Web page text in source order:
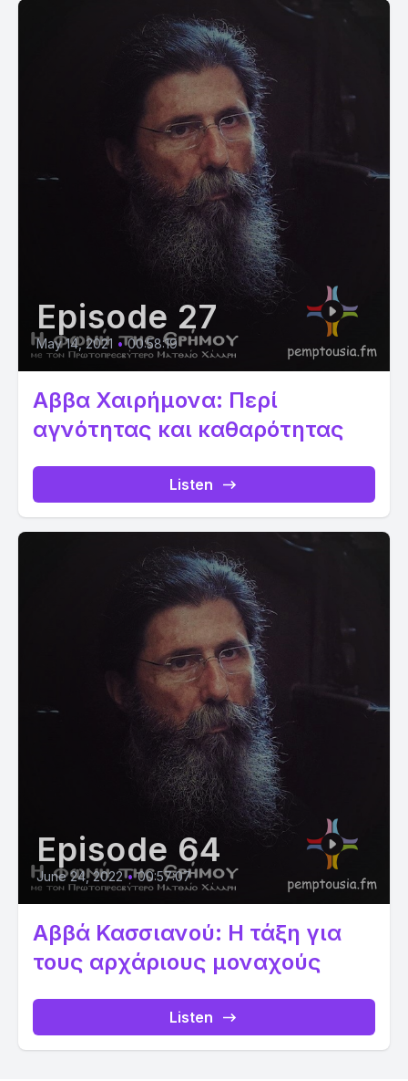
Episode 27
May 14, 2021 • 00:58:19
Αββα Χαιρήμονα: Περί
αγνότητας και καθαρότητας
Listen
Episode 64
June 24, 2022 • 00:57:07
Αββά Κασσιανού: Η τάξη για
τους αρχάριους μοναχούς
Listen